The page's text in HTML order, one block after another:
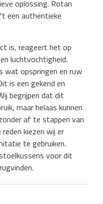
oplossing. Rotan
een authentieke
is, reageert het op
luchtvochtigheid.
wat opspringen en ruw
is een gekend en
begrijpen dat dit
maar helaas kunnen
af te stappen van
kiezen wij er
te gebruiken.
voor dit